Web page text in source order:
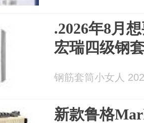
.2026年8月
宏瑞四级钢
钢筋套筒小女人
新款鲁格